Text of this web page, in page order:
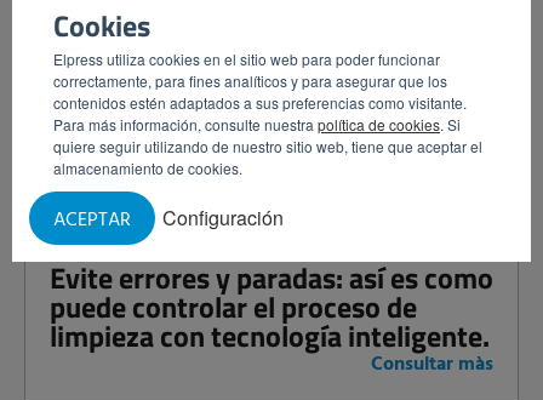
Cookies
Elpress utiliza cookies en el sitio web para poder funcionar
correctamente, para fines analíticos y para asegurar que los
contenidos estén adaptados a sus preferencias como visitante.
Para más información, consulte nuestra política de cookies. Si
quiere seguir utilizando de nuestro sitio web, tiene que aceptar el
almacenamiento de cookies.
Configuración
ACEPTAR
Dé el paso hacia la limpieza
inteligente: aumente el control y la
eficiencia con satélites inteligentes.
Evite errores y paradas: así es como
puede controlar el proceso de
limpieza con tecnología inteligente.
Consultar màs